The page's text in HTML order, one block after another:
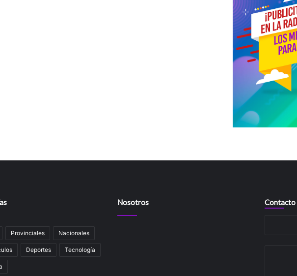
Provinciales Nacionales
Deportes Tecnología
Nosotros Contacto